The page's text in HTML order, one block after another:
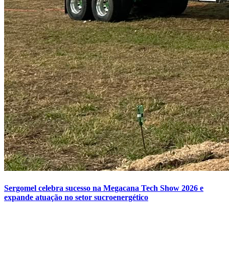
Sergomel celebra sucesso na Megacana Tech Show 2026 e
expande atuação no setor sucroenergético